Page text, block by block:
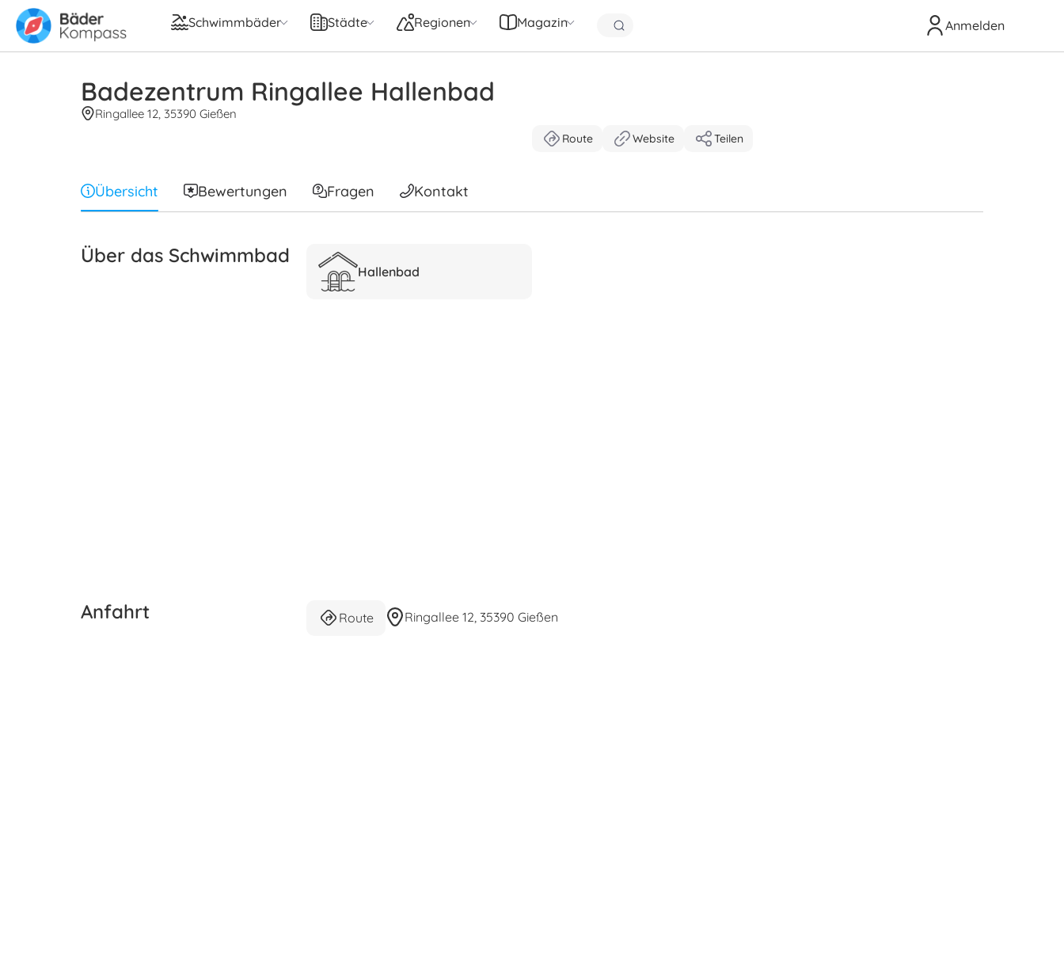
Schwimmbäder Städte Regionen Magazin Anmelden
Badezentrum Ringallee Hallenbad
Ringallee 12, 35390 Gießen
Route Website Teilen
Übersicht Bewertungen Fragen Kontakt
Über das Schwimmbad
Hallenbad
Anfahrt Route Ringallee 12, 35390 Gießen